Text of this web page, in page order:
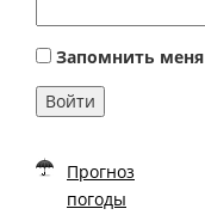
Запомнить меня
Войти
Прогноз
погоды